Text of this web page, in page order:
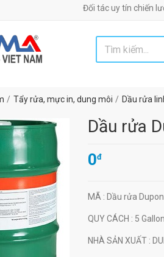
Đối tác uy tín chiến lược
Tẩy rửa, mực in, dung môi Dầu rửa
Dầu rửa
0đ
MÃ : Dầu rửa
QUY CÁCH : 5
NHÀ SẢN XUẤT :